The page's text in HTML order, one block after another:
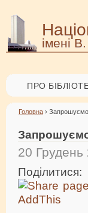
імені
ПРО
Головна › Запрошуємо
Запрошуємо
20 Грудень
Поділитися: